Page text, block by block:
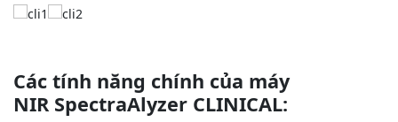
Các tính năng chính của máy
NIR SpectraAlyzer CLINICAL: